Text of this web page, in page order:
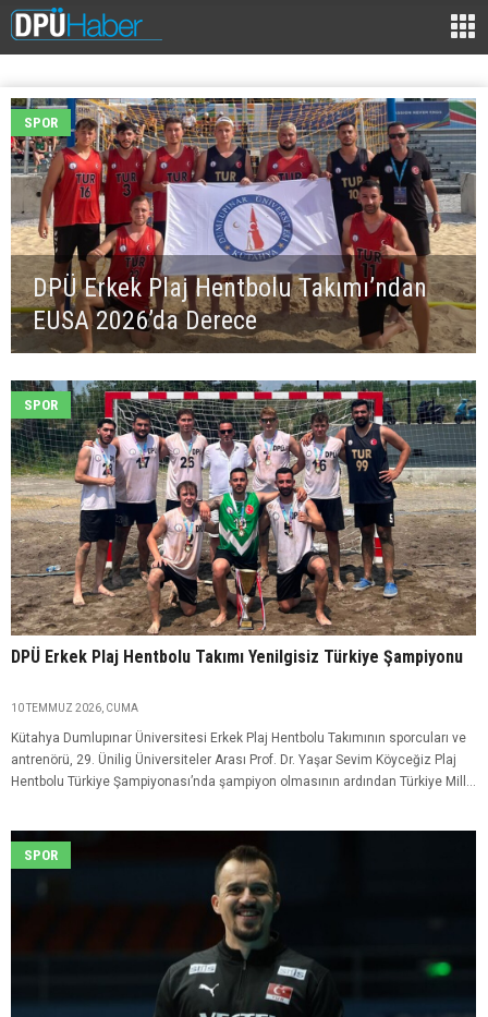
DPÜ Erkek Plaj Hentbolu Takımı’ndan
EUSA 2026’da Derece
SPOR
SPOR
DPÜ Erkek Plaj Hentbolu Takımı Yenilgisiz Türkiye Şampiyonu
10 TEMMUZ 2026, CUMA
Kütahya Dumlupınar Üniversitesi Erkek Plaj Hentbolu Takımının sporcuları ve
antrenörü, 29. Ünilig Üniversiteler Arası Prof. Dr. Yaşar Sevim Köyceğiz Plaj
Hentbolu Türkiye Şampiyonası’nda şampiyon olmasının ardından Türkiye Millî
SPOR